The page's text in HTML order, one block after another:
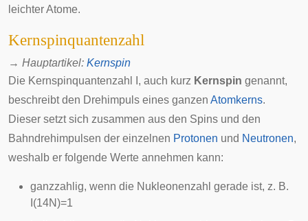
leichter Atome.
Kernspinquantenzahl
→ Hauptartikel: Kernspin
Die Kernspinquantenzahl
, auch kurz Kernspin genannt,
beschreibt den Drehimpuls eines ganzen Atomkerns.
Dieser setzt sich zusammen aus den Spins und den
Bahndrehimpulsen der einzelnen Protonen und Neutronen,
weshalb er folgende Werte annehmen kann:
ganzzahlig, wenn die Nukleonenzahl gerade ist, z. B.
(14N)=1